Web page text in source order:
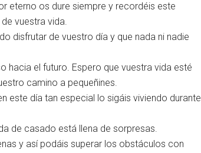
eterno os dure siempre y recordéis este
vuestra vida.
disfrutar de vuestro día y que nada ni nadie
hacia el futuro. Espero que vuestra vida esté
camino a pequeñines.
este día tan especial lo sigáis viviendo durante
de casado está llena de sorpresas.
y así podáis superar los obstáculos con